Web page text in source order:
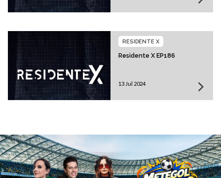
Residente X EP186
RESIDENTE X
13 Jul 2024